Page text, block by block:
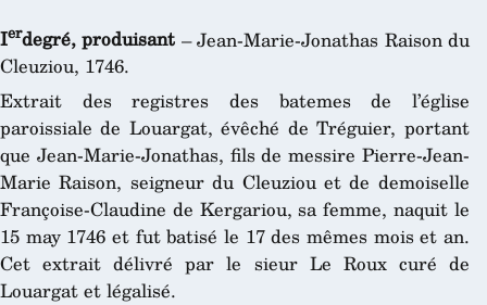
Ierdegré, produisant – Jean-Marie-Jonathas Raison du
Cleuziou, 1746.
Extrait des registres des batemes de l’église
paroissiale de Louargat, évêché de Tréguier, portant
que Jean-Marie-Jonathas, fils de messire Pierre-Jean-
Marie Raison, seigneur du Cleuziou et de demoiselle
Françoise-Claudine de Kergariou, sa femme, naquit le
15 may 1746 et fut batisé le 17 des mêmes mois et an.
Cet extrait délivré par le sieur Le Roux curé de
Louargat et légalisé.